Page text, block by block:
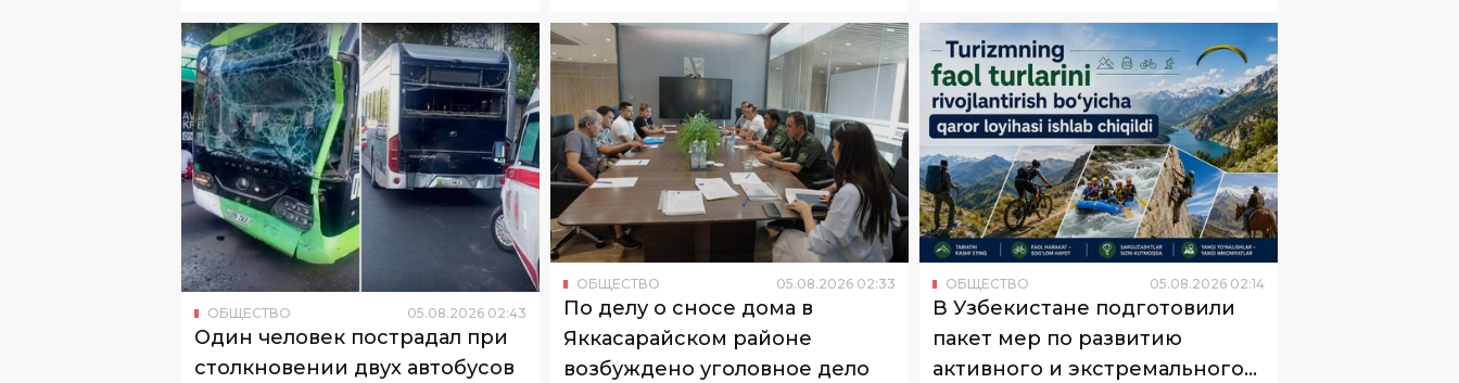
ОБЩЕСТВО 05.08.2026 02:43
Один человек пострадал при
столкновении двух автобусов
ОБЩЕСТВО 05.08.2026 02:33
По делу о сносе дома в
Яккасарайском районе
возбуждено уголовное дело
ОБЩЕСТВО 05.08.2026 02:14
В Узбекистане подготовили
пакет мер по развитию
активного и экстремального